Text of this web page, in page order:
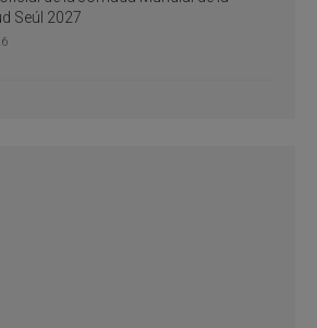
Seúl 2027